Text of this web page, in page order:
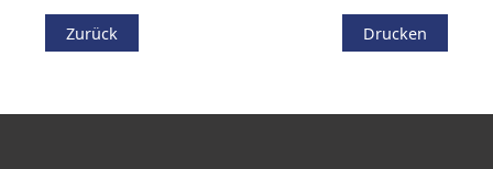
Zurück Drucken